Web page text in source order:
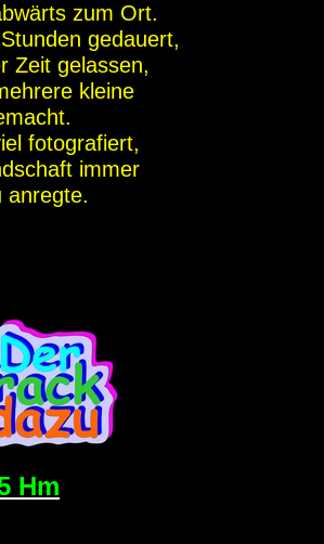
zum Ort.
gedauert,
Zeit gelassen,
kleine
fotografiert,
immer
anregte.
Hm